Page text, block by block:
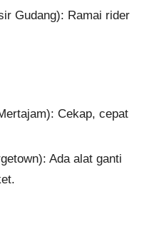
Gudang): Ramai rider
Cekap, cepat
Ada alat ganti